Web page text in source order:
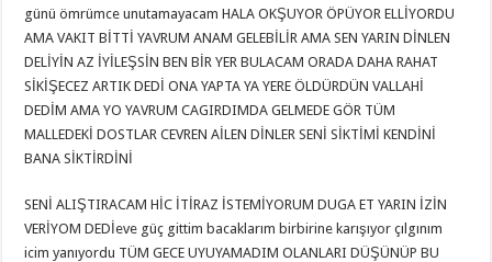
günü ömrümce unutamayacam HALA OKŞUYOR ÖPÜYOR ELLİYORDU
AMA VAKIT BİTTİ YAVRUM ANAM GELEBİLİR AMA SEN YARIN DİNLEN
DELİYİN AZ İYİLEŞSİN BEN BİR YER BULACAM ORADA DAHA RAHAT
SİKİŞECEZ ARTIK DEDİ ONA YAPTA YA YERE ÖLDÜRDÜN VALLAHİ
DEDİM AMA YO YAVRUM CAGIRDIMDA GELMEDE GÖR TÜM
MALLEDEKİ DOSTLAR CEVREN AİLEN DİNLER SENİ SİKTİMİ KENDİNİ
BANA SİKTİRDİNİ
SENİ ALIŞTIRACAM HİC İTİRAZ İSTEMİYORUM DUGA ET YARIN İZİN
VERİYOM DEDİeve güç gittim bacaklarım birbirine karışıyor çılgınım
icim yanıyordu TÜM GECE UYUYAMADIM OLANLARI DÜŞÜNÜP BU